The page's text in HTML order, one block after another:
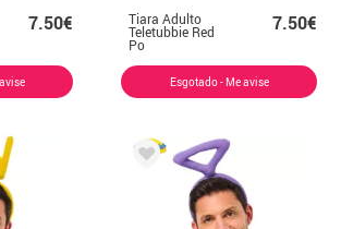
7.50€ Tiara Adulto
Teletubbie Red
Po
7.50€
Esgotado - Me avise